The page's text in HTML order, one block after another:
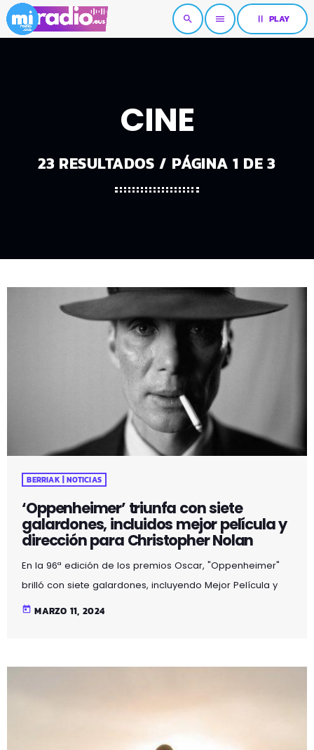
search menu pause PLAY
CINE
23 RESULTADOS / PÁGINA 1 DE 3
BERRIAK | NOTICIAS
‘Oppenheimer’ triunfa con siete
galardones, incluidos mejor película y
dirección para Christopher Nolan
En la 96ª edición de los premios Oscar, "Oppenheimer"
brilló con siete galardones, incluyendo Mejor Película y
Mejor Dirección para Christopher Nolan. Esta película
today MARZO 11, 2024